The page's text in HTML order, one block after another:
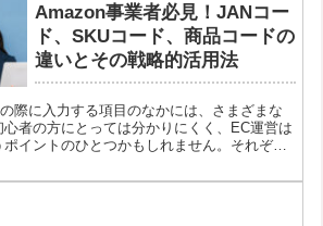
Amazon事業者必見！JANコー
ド、SKUコード、商品コードの
違いとその戦略的活用法
際に入力する項目のなかには、さまざまな
者の方にとっては分かりにくく、EC運営は
イントのひとつかもしれません。それぞれ